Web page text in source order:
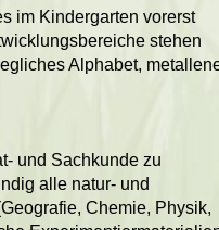
im Kindergarten vorerst
stehen
Alphabet,
und Sachkunde zu
alle natur- und
Chemie, Physik,